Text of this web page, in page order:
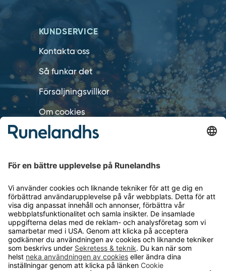
KUNDSERVICE
Kontakta oss
Så funkar det
Försäljningsvillkor
Om cookies
Personuppgiftshantering
OM RUNELANDHS
Om Runelandhs
Köpvillkor
Därför ska du välja oss
Lediga jobb